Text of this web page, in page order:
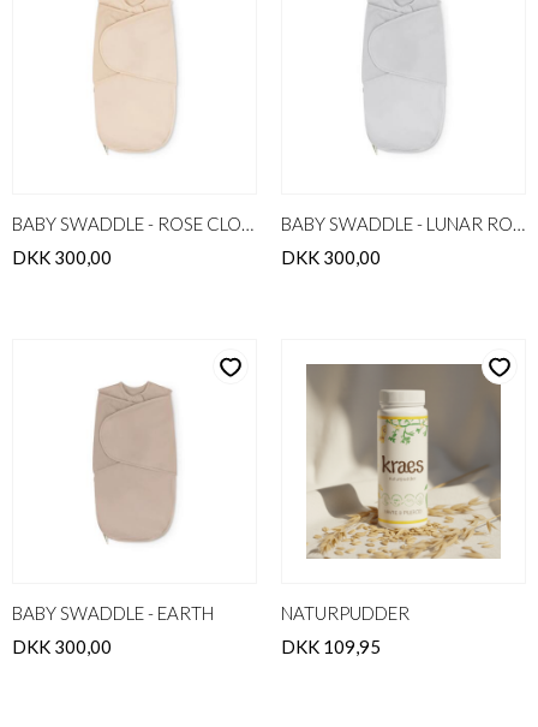
BABY SWADDLE - ROSE CLOUD
DKK 300,00
BABY SWADDLE - LUNAR ROCK
DKK 300,00
BABY SWADDLE - EARTH
DKK 300,00
NATURPUDDER
DKK 109,95